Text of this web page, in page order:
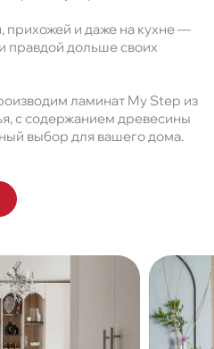
прихожей и даже на кухне —
правдой дольше своих
ламинат My Step из
с содержанием древесины
выбор для вашего дома.